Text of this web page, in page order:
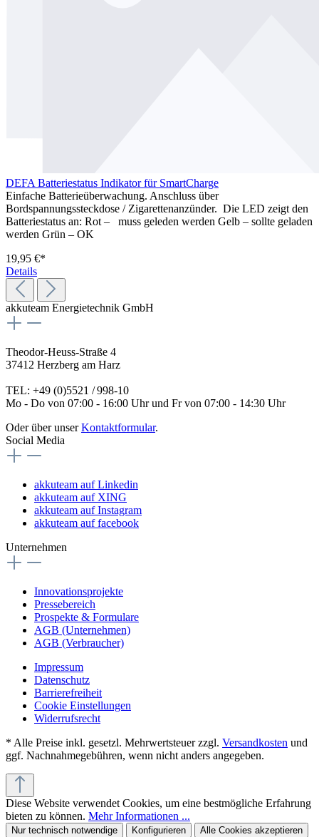
DEFA Batteriestatus Indikator für SmartCharge
Einfache Batterieüberwachung. Anschluss über
Bordspannungssteckdose / Zigarettenanzünder. Die LED zeigt den
Batteriestatus an: Rot – muss geleden werden Gelb – sollte geladen
werden Grün – OK
19,95 €*
Details
akkuteam Energietechnik GmbH
Theodor-Heuss-Straße 4
37412 Herzberg am Harz
TEL: +49 (0)5521 / 998-10
Mo - Do von 07:00 - 16:00 Uhr und Fr von 07:00 - 14:30 Uhr
Oder über unserKontaktformular.
Social Media
akkuteam auf Linkedin
akkuteam auf XING
akkuteam auf Instagram
akkuteam auf facebook
Unternehmen
Innovationsprojekte
Pressebereich
Prospekte & Formulare
AGB (Unternehmen)
AGB (Verbraucher)
Impressum
Datenschutz
Barrierefreiheit
Cookie Einstellungen
Widerrufsrecht
* Alle Preise inkl. gesetzl. Mehrwertsteuer zzgl. Versandkosten und
ggf. Nachnahmegebühren, wenn nicht anders angegeben.
Diese Website verwendet Cookies, um eine bestmögliche Erfahrung
bieten zu können. Mehr Informationen ...
Nur technisch notwendige Konfigurieren Alle Cookies akzeptieren